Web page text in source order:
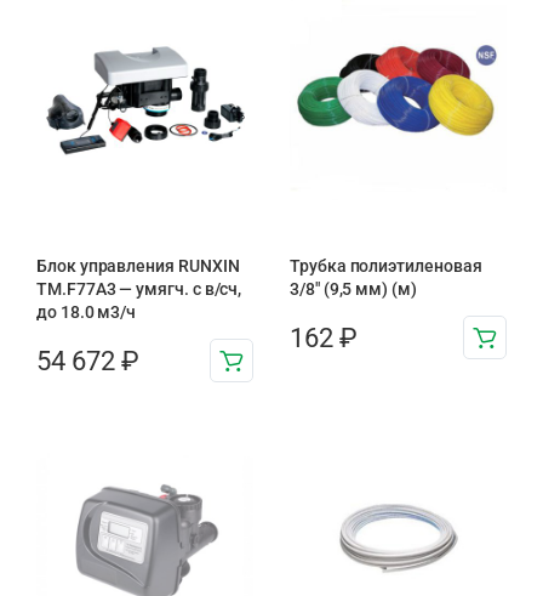
Блок управления RUNXIN
ТМ.F77A3 — умягч. с в/сч,
до 18.0 м3/ч
54 672 ₽
Трубка полиэтиленовая
3/8″ (9,5 мм) (м)
162 ₽